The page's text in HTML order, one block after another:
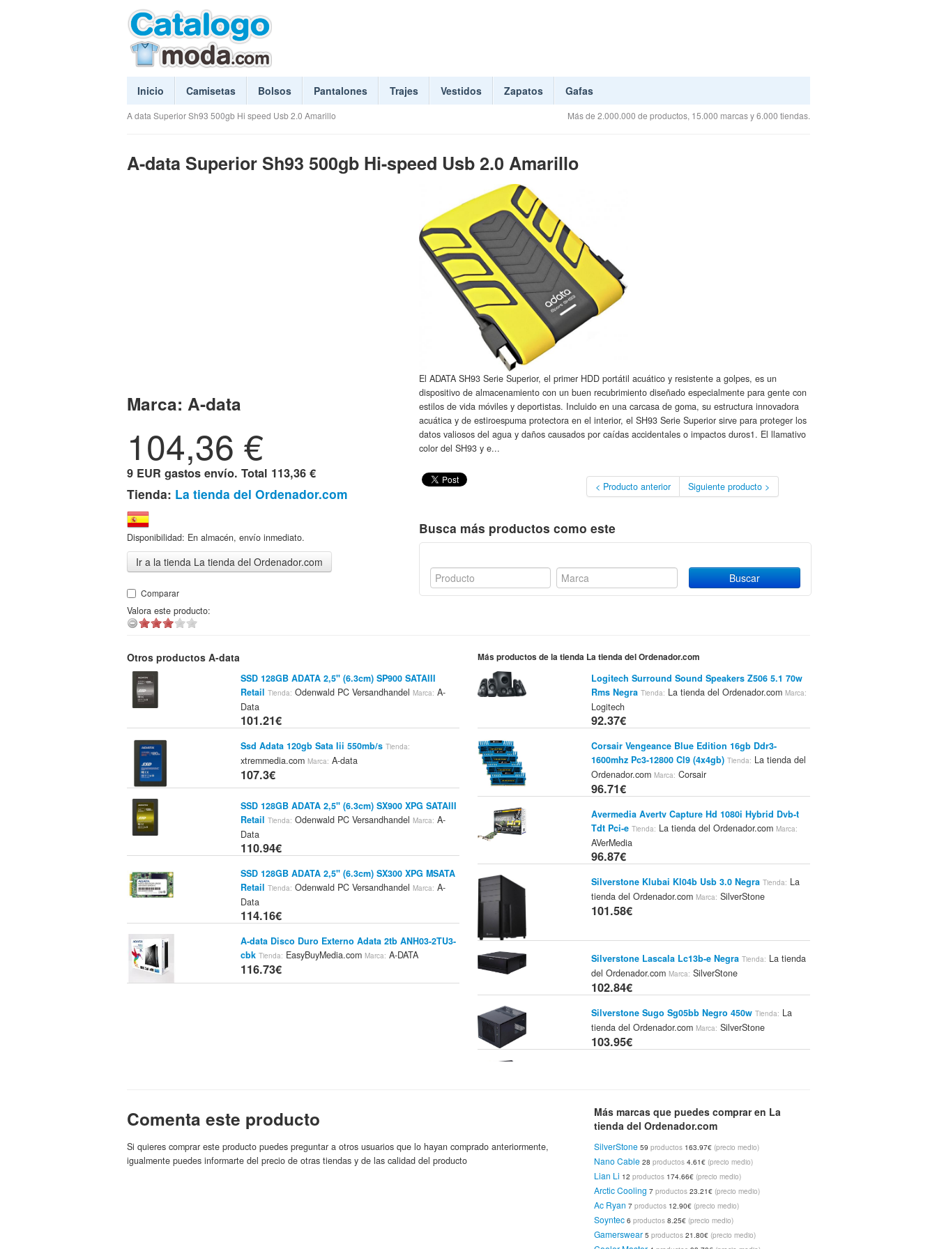
Inicio Camisetas Bolsos Pantalones Trajes Vestidos Zapatos Gafas
A data Superior Sh93 500gb Hi speed Usb 2.0 Amarillo Más de 2.000.000 de productos, 15.000 marcas y 6.000 tiendas.
A-data Superior Sh93 500gb Hi-speed Usb 2.0 Amarillo
Marca: A-data
104,36 €
9 EUR gastos envío. Total 113,36 €
Tienda: La tienda del Ordenador.com
Disponibilidad: En almacén, envío inmediato.
Ir a la tienda La tienda del Ordenador.com
Comparar
Valora este producto:
El ADATA SH93 Serie Superior, el primer HDD portátil acuático y resistente a golpes, es un
dispositivo de almacenamiento con un buen recubrimiento diseñado especialmente para gente con
estilos de vida móviles y deportistas. Incluido en una carcasa de goma, su estructura innovadora
acuática y de estiroespuma protectora en el interior, el SH93 Serie Superior sirve para proteger los
datos valiosos del agua y daños causados por caídas accidentales o impactos duros1. El llamativo
color del SH93 y e...
< Producto anterior Siguiente producto >
Busca más productos como este
Otros productos A-data
SSD 128GB ADATA 2,5" (6.3cm) SP900 SATAIII
Retail Tienda: Odenwald PC VersandhandelMarca: A-
Data
101.21€
Ssd Adata 120gb Sata Iii 550mb/s Tienda:
xtremmedia.comMarca: A-data
107.3€
SSD 128GB ADATA 2,5" (6.3cm) SX900 XPG SATAIII
Retail Tienda: Odenwald PC VersandhandelMarca: A-
Data
110.94€
SSD 128GB ADATA 2,5" (6.3cm) SX300 XPG MSATA
Retail Tienda: Odenwald PC VersandhandelMarca: A-
Data
114.16€
A-data Disco Duro Externo Adata 2tb ANH03-2TU3-
cbk Tienda: EasyBuyMedia.comMarca: A-DATA
116.73€
Más productos de la tienda La tienda del Ordenador.com
Logitech Surround Sound Speakers Z506 5.1 70w
Rms Negra Tienda: La tienda del Ordenador.com Marca:
Logitech
92.37€
Corsair Vengeance Blue Edition 16gb Ddr3-
1600mhz Pc3-12800 Cl9 (4x4gb) Tienda: La tienda del
Ordenador.com Marca: Corsair
96.71€
Avermedia Avertv Capture Hd 1080i Hybrid Dvb-t
Tdt Pci-e Tienda: La tienda del Ordenador.com Marca:
AVerMedia
96.87€
Silverstone Klubai Kl04b Usb 3.0 Negra Tienda: La
tienda del Ordenador.com Marca: SilverStone
101.58€
Silverstone Lascala Lc13b-e Negra Tienda: La tienda
del Ordenador.com Marca: SilverStone
102.84€
Silverstone Sugo Sg05bb Negro 450w Tienda: La
tienda del Ordenador.com Marca: SilverStone
103.95€
Silverstone Grandia Gd04b Usb 3.0 Negra
tienda del Ordenador.comMarca:SilverStone
105.75€
Dj Tech Mesa Mezclas Dj For All Auriculares Usb
Tienda: La tienda del Ordenador.com
106.67€
Comenta este producto
Si quieres comprar este producto puedes preguntar a otros usuarios que lo hayan comprado anteriormente,
igualmente puedes informarte del precio de otras tiendas y de las calidad del producto
Más marcas que puedes comprar en La
tienda del Ordenador.com
SilverStone 59productos 163.97€ (precio medio)
Nano Cable 28productos 4.61€ (precio medio)
Lian Li 12productos 174.66€ (precio medio)
Arctic Cooling 7productos 23.21€ (precio medio)
Ac Ryan 7productos 12.90€ (precio medio)
Soyntec 6productos 8.25€ (precio medio)
Gamerswear 5productos 21.80€ (precio medio)